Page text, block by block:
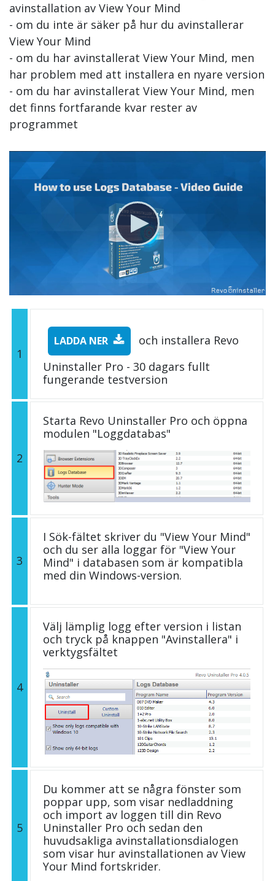
avinstallation av View Your Mind
- om du inte är säker på hur du avinstallerar
View Your Mind
- om du har avinstallerat View Your Mind, men
har problem med att installera en nyare version
- om du har avinstallerat View Your Mind, men
det finns fortfarande kvar rester av
programmet
1
LADDA NER
och installera Revo
Uninstaller Pro - 30 dagars fullt
fungerande testversion
2
Starta Revo Uninstaller Pro och öppna
modulen "Loggdatabas"
3
I Sök-fältet skriver du "View Your Mind"
och du ser alla loggar för "View Your
Mind" i databasen som är kompatibla
med din Windows-version.
4
Välj lämplig logg efter version i listan
och tryck på knappen "Avinstallera" i
verktygsfältet
5
Du kommer att se några fönster som
poppar upp, som visar nedladdning
och import av loggen till din Revo
Uninstaller Pro och sedan den
huvudsakliga avinstallationsdialogen
som visar hur avinstallationen av View
Your Mind fortskrider.